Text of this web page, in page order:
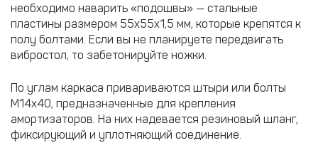
необходимо наварить «подошвы» — стальные
пластины размером 55х55х1,5 мм, которые крепятся к
полу болтами. Если вы не планируете передвигать
вибростол, то забетонируйте ножки.
По углам каркаса привариваются штыри или болты
М14х40, предназначенные для крепления
амортизаторов. На них надевается резиновый шланг,
фиксирующий и уплотняющий соединение.